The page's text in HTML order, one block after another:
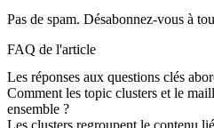
Pas de spam. Désabonnez-vous à
FAQ de l'article
Les réponses aux questions clés
Comment les topic clusters et le
ensemble ?
Les clusters regroupent le contenu